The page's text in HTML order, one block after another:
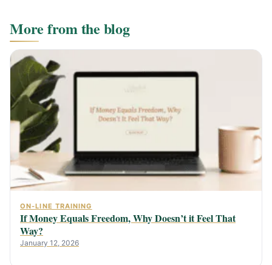
More from the blog
ON-LINE TRAINING
If Money Equals Freedom, Why Doesn’t it Feel That
Way?
January 12, 2026